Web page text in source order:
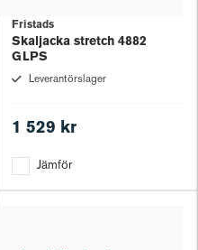
Fristads
Skaljacka stretch 4882
GLPS
Leverantörslager
1 529 kr
Jämför